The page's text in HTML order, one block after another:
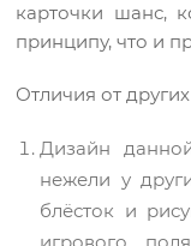
карточки шанс,
принципу, что и
Отличия от
Дизайн
нежели у
блёсток и